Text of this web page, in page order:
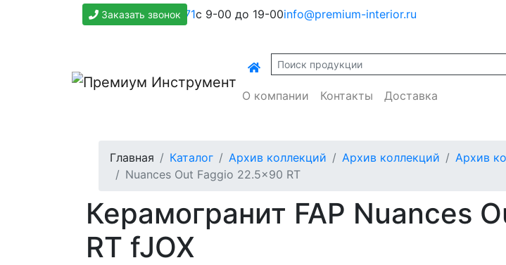
+7(800)500-1271с 9-00 до 19-00info@premium-interior.ru
Заказать звонок
О компании Контакты Доставка
Главная Каталог Архив коллекций Архив коллекций Архив
Nuances Out Faggio 22.5x90 RT
Керамогранит FAP Nuances
RT fJOX